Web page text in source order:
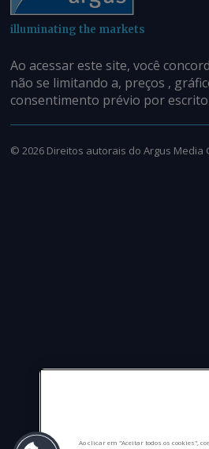
illuminating the markets
Ao acessar este site, você
não se limitando a, preços ,
consentimento prévio por
© 2026 Direitos autorais do Argus Media
Ao clicar em "Aceitar todos os cookies",